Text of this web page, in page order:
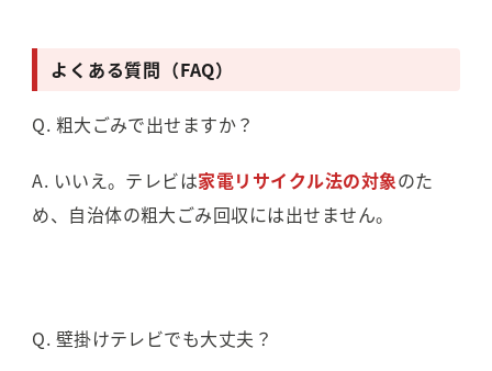
よくある質問（FAQ）
Q. 粗大ごみで出せますか？
A. いいえ。テレビは家電リサイクル法の対象のた
め、自治体の粗大ごみ回収には出せません。
Q. 壁掛けテレビでも大丈夫？